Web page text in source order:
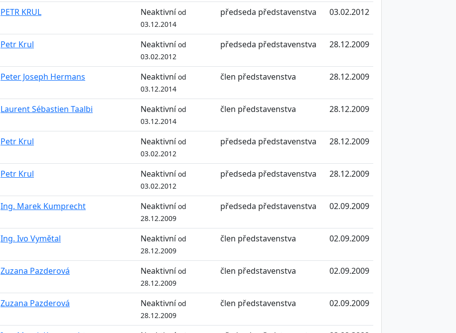
PETR KRUL Neaktivníod
03.12.2014
předseda představenstva 03.02.2012
Petr Krul Neaktivníod
03.02.2012
předseda představenstva 28.12.2009
Peter Joseph Hermans Neaktivníod
03.12.2014
člen představenstva 28.12.2009
Laurent Sébastien Taalbi Neaktivníod
03.12.2014
člen představenstva 28.12.2009
Petr Krul Neaktivníod
03.02.2012
předseda představenstva 28.12.2009
Petr Krul Neaktivníod
03.02.2012
předseda představenstva 28.12.2009
Ing. Marek Kumprecht Neaktivníod
28.12.2009
předseda představenstva 02.09.2009
Ing. Ivo Vymětal Neaktivníod
28.12.2009
člen představenstva 02.09.2009
Zuzana Pazderová Neaktivníod
28.12.2009
člen představenstva 02.09.2009
Zuzana Pazderová Neaktivníod
28.12.2009
člen představenstva 02.09.2009